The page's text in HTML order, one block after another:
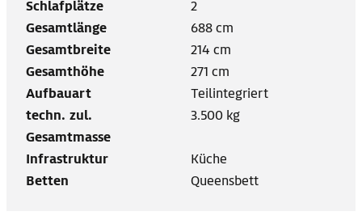
Schlafplätze
2
Gesamtlänge
688 cm
Gesamtbreite
214 cm
Gesamthöhe
271 cm
Aufbauart
Teilintegriert
techn. zul.
Gesamtmasse
3.500 kg
Infrastruktur
Küche
Betten
Queensbett